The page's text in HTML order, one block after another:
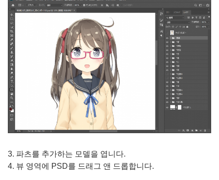
3. 파츠를 추가하는 모델을 엽니다.
4. 뷰 영역에 PSD를 드래그 앤 드롭합니다.